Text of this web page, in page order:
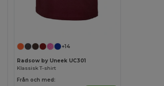
+14
Radsow by Uneek UC301
Klassisk T-shirt
Från och med: